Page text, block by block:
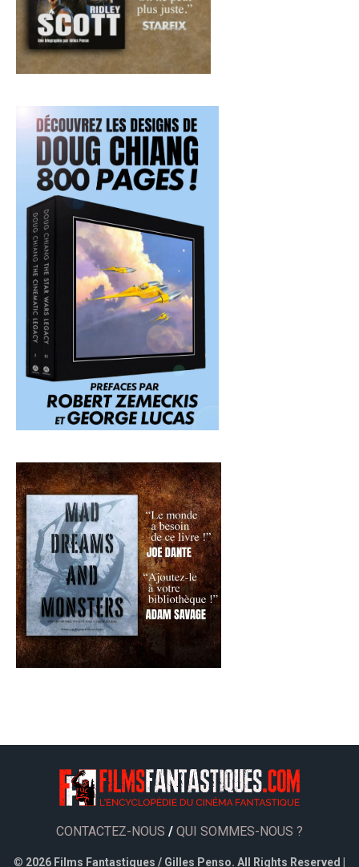
CONTACTEZ-NOUS / QUI SOMMES-NOUS ?
© 2026 Films Fantastiques / Gilles Penso. All Rights Reserved |